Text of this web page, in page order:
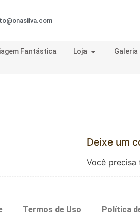
Fantástica Loja Galeria
Deixe um
Você precisa
Termos de Uso Política